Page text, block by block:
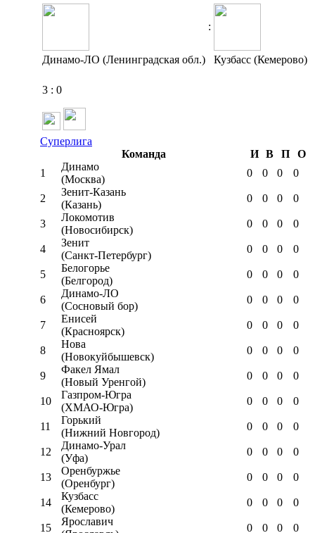
:
Динамо-ЛО (Ленинградская обл.) Кузбасс (Кемерово)
3 : 0
Суперлига
Команда
И В П
О
1
Динамо
(Москва)
0 0 0 0
2
Зенит-Казань
(Казань)
0 0 0 0
3
Локомотив
(Новосибирск)
0 0 0 0
4
Зенит
(Санкт-Петербург)
0 0 0 0
5
Белогорье
(Белгород)
0 0 0 0
6
Динамо-ЛО
(Сосновый бор)
0 0 0 0
7
Енисей
(Красноярск)
0 0 0 0
8
Нова
(Новокуйбышевск)
0 0 0 0
9
Факел Ямал
(Новый Уренгой)
0 0 0 0
10
Газпром-Югра
(ХМАО-Югра)
0 0 0 0
11
Горький
(Нижний Новгород)
0 0 0 0
12
Динамо-Урал
(Уфа)
0 0 0 0
13
Оренбуржье
(Оренбург)
0 0 0 0
14
Кузбасс
(Кемерово)
0 0 0 0
15
Ярославич
0 0 0 0